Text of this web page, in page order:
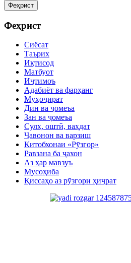
Феҳрист
Феҳрист
Сиёсат
Таърих
Иқтисод
Матбуот
Иҷтимоъ
Адабиёт ва фарҳанг
Муҳоҷират
Дин ва ҷомеъа
Зан ва ҷомеъа
Сулҳ, оштӣ, ваҳдат
Ҷавонон ва варзиш
Китобхонаи «Рӯзгор»
Равзана ба ҷахон
Аз ҳар мавзуъ
Мусоҳиба
Қиссаҳо аз рӯзгори ҳиҷрат